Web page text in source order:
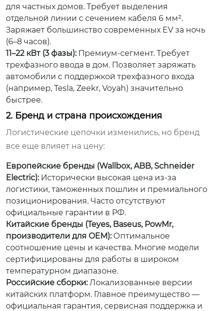
для частных домов. Требует выделения
отдельной линии с сечением кабеля 6 мм².
Заряжает большинство современных EV за ночь
(6–8 часов).
11–22 кВт (3 фазы):Премиум-сегмент. Требует
трехфазного ввода в дом. Позволяет заряжать
автомобили с поддержкой трехфазного входа
(например, Tesla, Zeekr, Voyah) значительно
быстрее.
2. Бренд и страна происхождения
Логистические цепочки изменились, но бренд
все еще влияет на цену:
Европейские бренды (Wallbox, ABB, Schneider
Electric):Исторически высокая цена из-за
логистики, таможенных пошлин и премиального
позиционирования. Часто отсутствуют
официальные гарантии в РФ.
Китайские бренды (Teyes, Baseus, PowMr,
производители для OEM):Оптимальное
соотношение цены и качества. Многие модели
сертифицированы для работы в широком
температурном диапазоне.
Российские сборки:Локализованные версии
китайских платформ. Главное преимущество —
официальная гарантия, сервисная поддержка и